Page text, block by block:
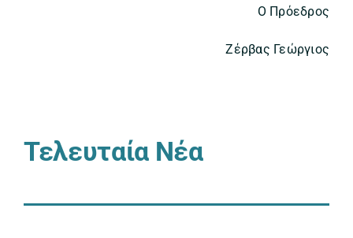
Ο Πρόεδρος
Ζέρβας Γεώργιος
Τελευταία Νέα